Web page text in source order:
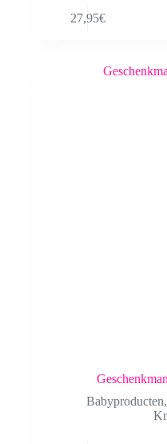
27,95€
Babyproducten